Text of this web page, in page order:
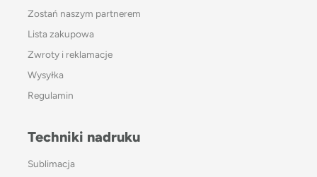
Zostań naszym partnerem
Lista zakupowa
Zwroty i reklamacje
Wysyłka
Regulamin
Techniki nadruku
Sublimacja